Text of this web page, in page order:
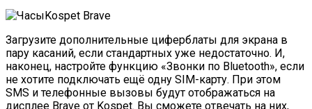
Загрузите дополнительные циферблаты для экрана в
пару касаний, если стандартных уже недостаточно. И,
наконец, настройте функцию «Звонки по Bluetooth», если
не хотите подключать ещё одну SIM-карту. При этом
SMS и телефонные вызовы будут отображаться на
дисплее Brave от Kospet. Вы сможете отвечать на них,